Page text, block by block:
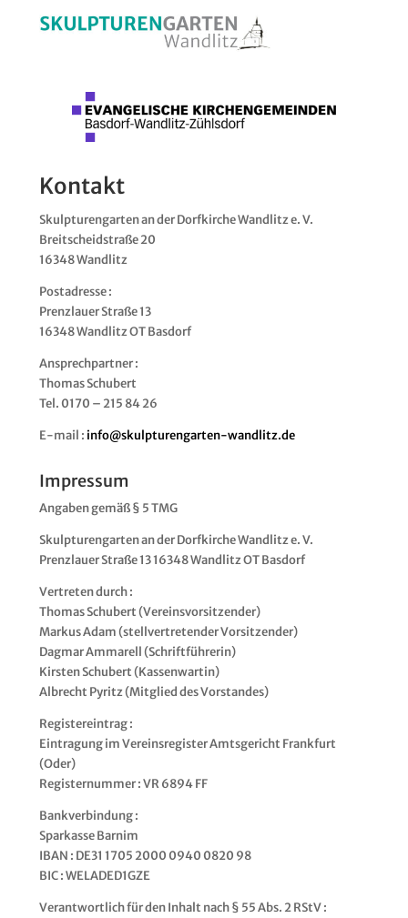
Kontakt
Skulp­tu­ren­gar­ten an der Dorf­kir­che Wand­litz e. V.
Breit­scheids­tra­ße 20
16348 Wand­litz
Post­adres­se :
Prenz­lau­er Stra­ße 13
16348 Wand­litz OT Basdorf
Ansprech­part­ner :
Tho­mas Schu­bert
Tel. 0170 – 215 84 26
E‑mail : info@​skulpturengarten-​wandlitz.​de
Impressum
Anga­ben gemäß § 5 TMG
Skulp­tu­ren­gar­ten an der Dorf­kir­che Wand­litz e. V.
Prenz­lau­er Stra­ße 13 16348 Wand­litz OT Basdorf
Ver­tre­ten durch :
Tho­mas Schu­bert (Ver­eins­vor­sit­zen­der)
Mar­kus Adam (stell­ver­tre­ten­der Vor­sit­zen­der)
Dag­mar Amma­rell (Schrift­füh­re­rin)
Kirs­ten Schu­bert (Kas­sen­war­tin)
Albrecht Pyritz (Mit­glied des Vorstandes)
Regis­ter­ein­trag :
Ein­tra­gung im Ver­eins­re­gis­ter Amts­ge­richt Frank­furt
(Oder)
Regis­ter­num­mer : VR 6894 FF
Bank­ver­bin­dung :
Spar­kas­se Bar­nim
IBAN : DE31 1705 2000 0940 0820 98
BIC : WELADED1GZE
Ver­ant­wort­lich für den Inhalt nach § 55 Abs. 2 RStV :